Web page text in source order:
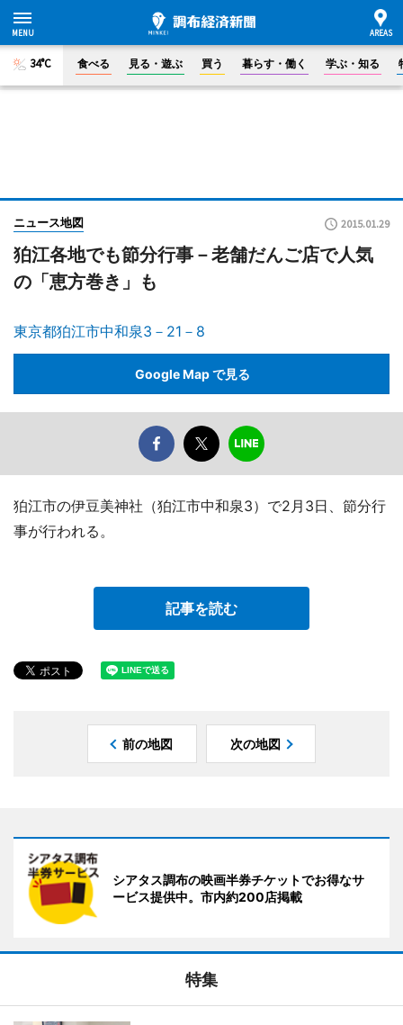
34°C 食べる 見る・遊ぶ 買う 暮らす・働く 学ぶ・知る
ニュース地図 2015.01.29
狛江各地でも節分行事－老舗だんご店で人気
の「恵方巻き」も
東京都狛江市中和泉3－21－8
Google Map で見る
狛江市の伊豆美神社（狛江市中和泉3）で2月3日、節分行
事が行われる。
記事を読む
前の地図 次の地図
シアタス調布の映画半券チケットでお得なサ
ービス提供中。市内約200店掲載
特集